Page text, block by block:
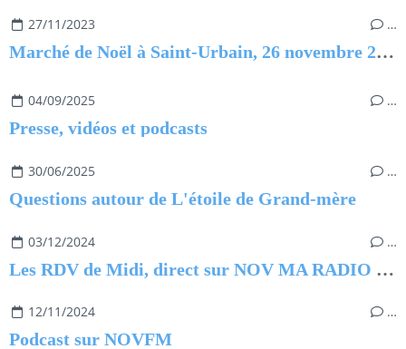
27/11/2023 …
Marché de Noël à Saint-Urbain, 26 novembre 2023
04/09/2025 …
Presse, vidéos et podcasts
30/06/2025 …
Questions autour de L'étoile de Grand-mère
03/12/2024 …
Les RDV de Midi, direct sur NOV MA RADIO du 3 décembre 2024
12/11/2024 …
Podcast sur NOVFM